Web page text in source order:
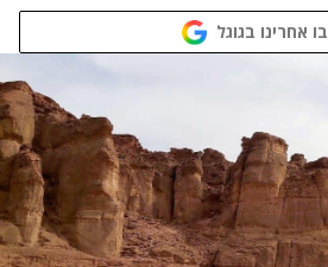
אחרינו בגוגל